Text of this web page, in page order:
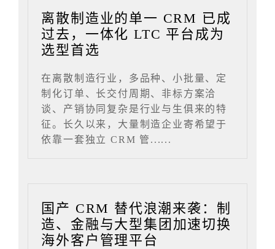
离散制造业的单一 CRM 已成
过去，一体化 LTC 平台成为
选型首选
在离散制造行业，多品种、小批量、定
制化订单、长交付周期、非标方案洽
谈、产销协同复杂是行业与生俱来的特
征。长久以来，大量制造企业寄希望于
依靠一套独立 CRM 管......
国产 CRM 替代浪潮来袭：制
造、金融与大型集团加速切换
海外客户管理平台